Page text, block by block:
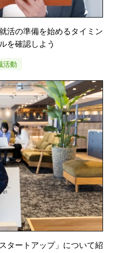
活の準備を始めるタイミン
を確認しよう
活動
タートアップ」について紹